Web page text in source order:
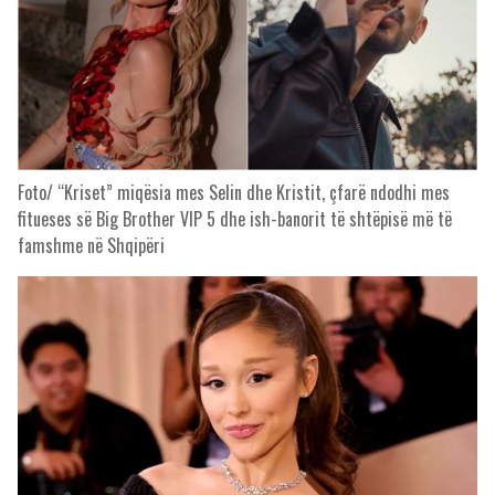
Foto/ “Kriset” miqësia mes Selin dhe Kristit, çfarë ndodhi mes
fitueses së Big Brother VIP 5 dhe ish-banorit të shtëpisë më të
famshme në Shqipëri